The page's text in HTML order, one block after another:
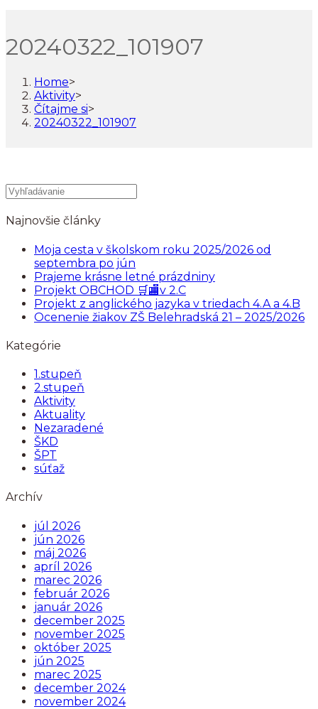
20240322_101907
Home>
Aktivity>
Čítajme si>
20240322_101907
Najnovšie články
Moja cesta v školskom roku 2025/2026 od
septembra po jún
Prajeme krásne letné prázdniny
Projekt OBCHOD 🛒🏬v 2.C
Projekt z anglického jazyka v triedach 4.A a 4.B
Ocenenie žiakov ZŠ Belehradská 21 – 2025/2026
Kategórie
1.stupeň
2.stupeň
Aktivity
Aktuality
Nezaradené
ŠKD
ŠPT
súťaž
Archív
júl 2026
jún 2026
máj 2026
apríl 2026
marec 2026
február 2026
január 2026
december 2025
november 2025
október 2025
jún 2025
marec 2025
december 2024
november 2024